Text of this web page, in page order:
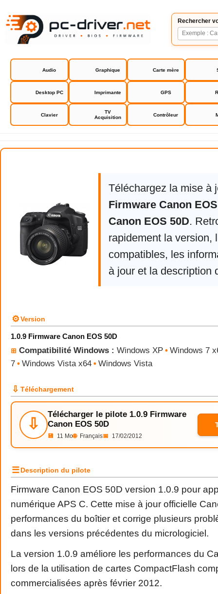
Rechercher
Audio Graphique Carte mère
Desktop PC Imprimante GPS
Clavier
TV
Acquisition
Contrôleur
Canon EOS 50D
Téléchargez la mise à
Firmware Canon
Canon EOS 50D.
rapidement la version,
compatibles, les
à jour et la description
⚙Version
1.0.9 Firmware Canon EOS 50D
⊞ Compatibilité Windows : Windows XP • Windows 7
7 • Windows Vista x64 • Windows Vista
⇩ Téléchargement
⇩
Télécharger le pilote 1.0.9 Firmware
Canon EOS 50D
💾 11 Mo🌐 Français📅 17/02/2012
☰Description du pilote
Firmware Canon EOS 50D version 1.0.9 pour
numérique APS C. Cette mise à jour officielle
performances du boîtier et corrige plusieurs
dans les versions précédentes du micrologiciel.
La version 1.0.9 améliore les performances du
lors de la utilisation de cartes CompactFlash
commercialisées après février 2012.